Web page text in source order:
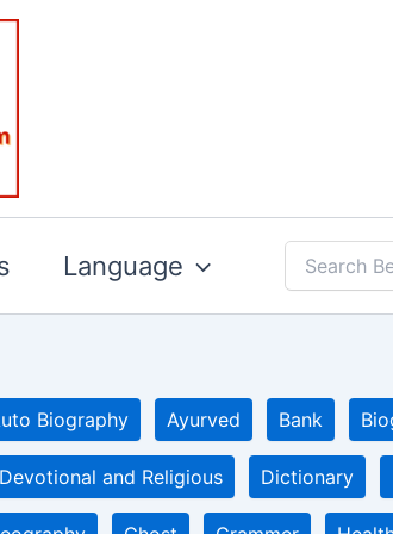
Language
Search
Biography Ayurved Bank
Devotional and Religious Dictionary